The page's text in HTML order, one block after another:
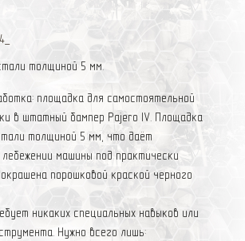
толщиной 5 мм.
площадка для самостоятельной
в штатный бампер Pajero IV. Площадка
толщиной 5 мм, что даёт
машины под практически
порошковой краской черного
никаких специальных навыков или
Нужно всего лишь: